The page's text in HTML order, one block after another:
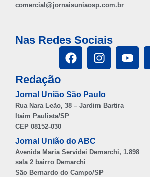
comercial@jornaisuniaosp.com.br
Nas Redes Sociais
Redação
Jornal União São Paulo
Rua Nara Leão, 38 – Jardim Bartira
Itaim Paulista/SP
CEP 08152-030
Jornal União do ABC
Avenida Maria Servidei Demarchi, 1.898
sala 2 bairro Demarchi
São Bernardo do Campo/SP